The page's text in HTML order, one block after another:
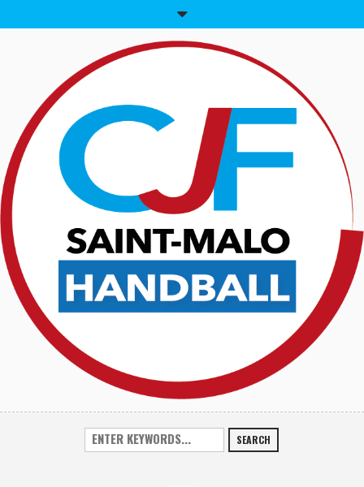
SEARCH